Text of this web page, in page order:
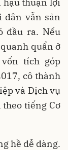
dân vẫn sản
đầu ra. Nếu
quẩn ở
tích góp
cô thành
và Dịch vụ
tiếng Cơ
hề dễ dàng.